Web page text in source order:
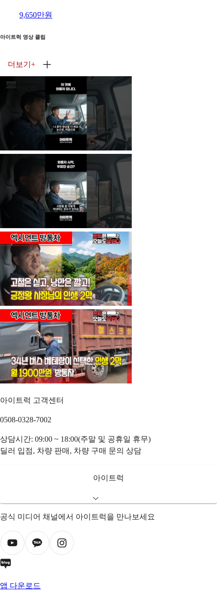
9,650만원
아이트럭 영상 클립
더보기 +
아이트럭 고객센터
0508-0328-7002
상담시간: 09:00 ~ 18:00(주말 및 공휴일 휴무)
딜러 입점, 차량 판매, 차량 구매 문의 상담
아이트럭
공식 미디어 채널에서 아이트럭을 만나보세요
앱 다운로드